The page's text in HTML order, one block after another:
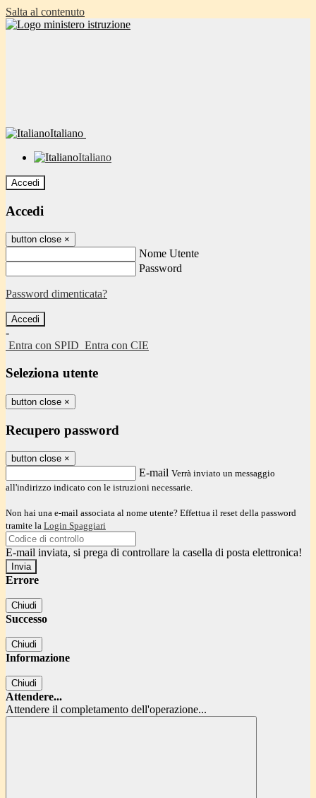
Salta al contenuto
Italiano
Italiano
Accedi
Accedi
button close ×
Nome Utente
Password
Password dimenticata?
-
Entra con SPID Entra con CIE
Seleziona utente
button close ×
Recupero password
button close ×
E-mail Verrà inviato un messaggio
all'indirizzo indicato con le istruzioni necessarie.
Non hai una e-mail associata al nome utente? Effettua il reset della password
tramite la Login Spaggiari
E-mail inviata, si prega di controllare la casella di posta elettronica!
Errore
Chiudi
Successo
Chiudi
Informazione
Chiudi
Attendere...
Attendere il completamento dell'operazione...